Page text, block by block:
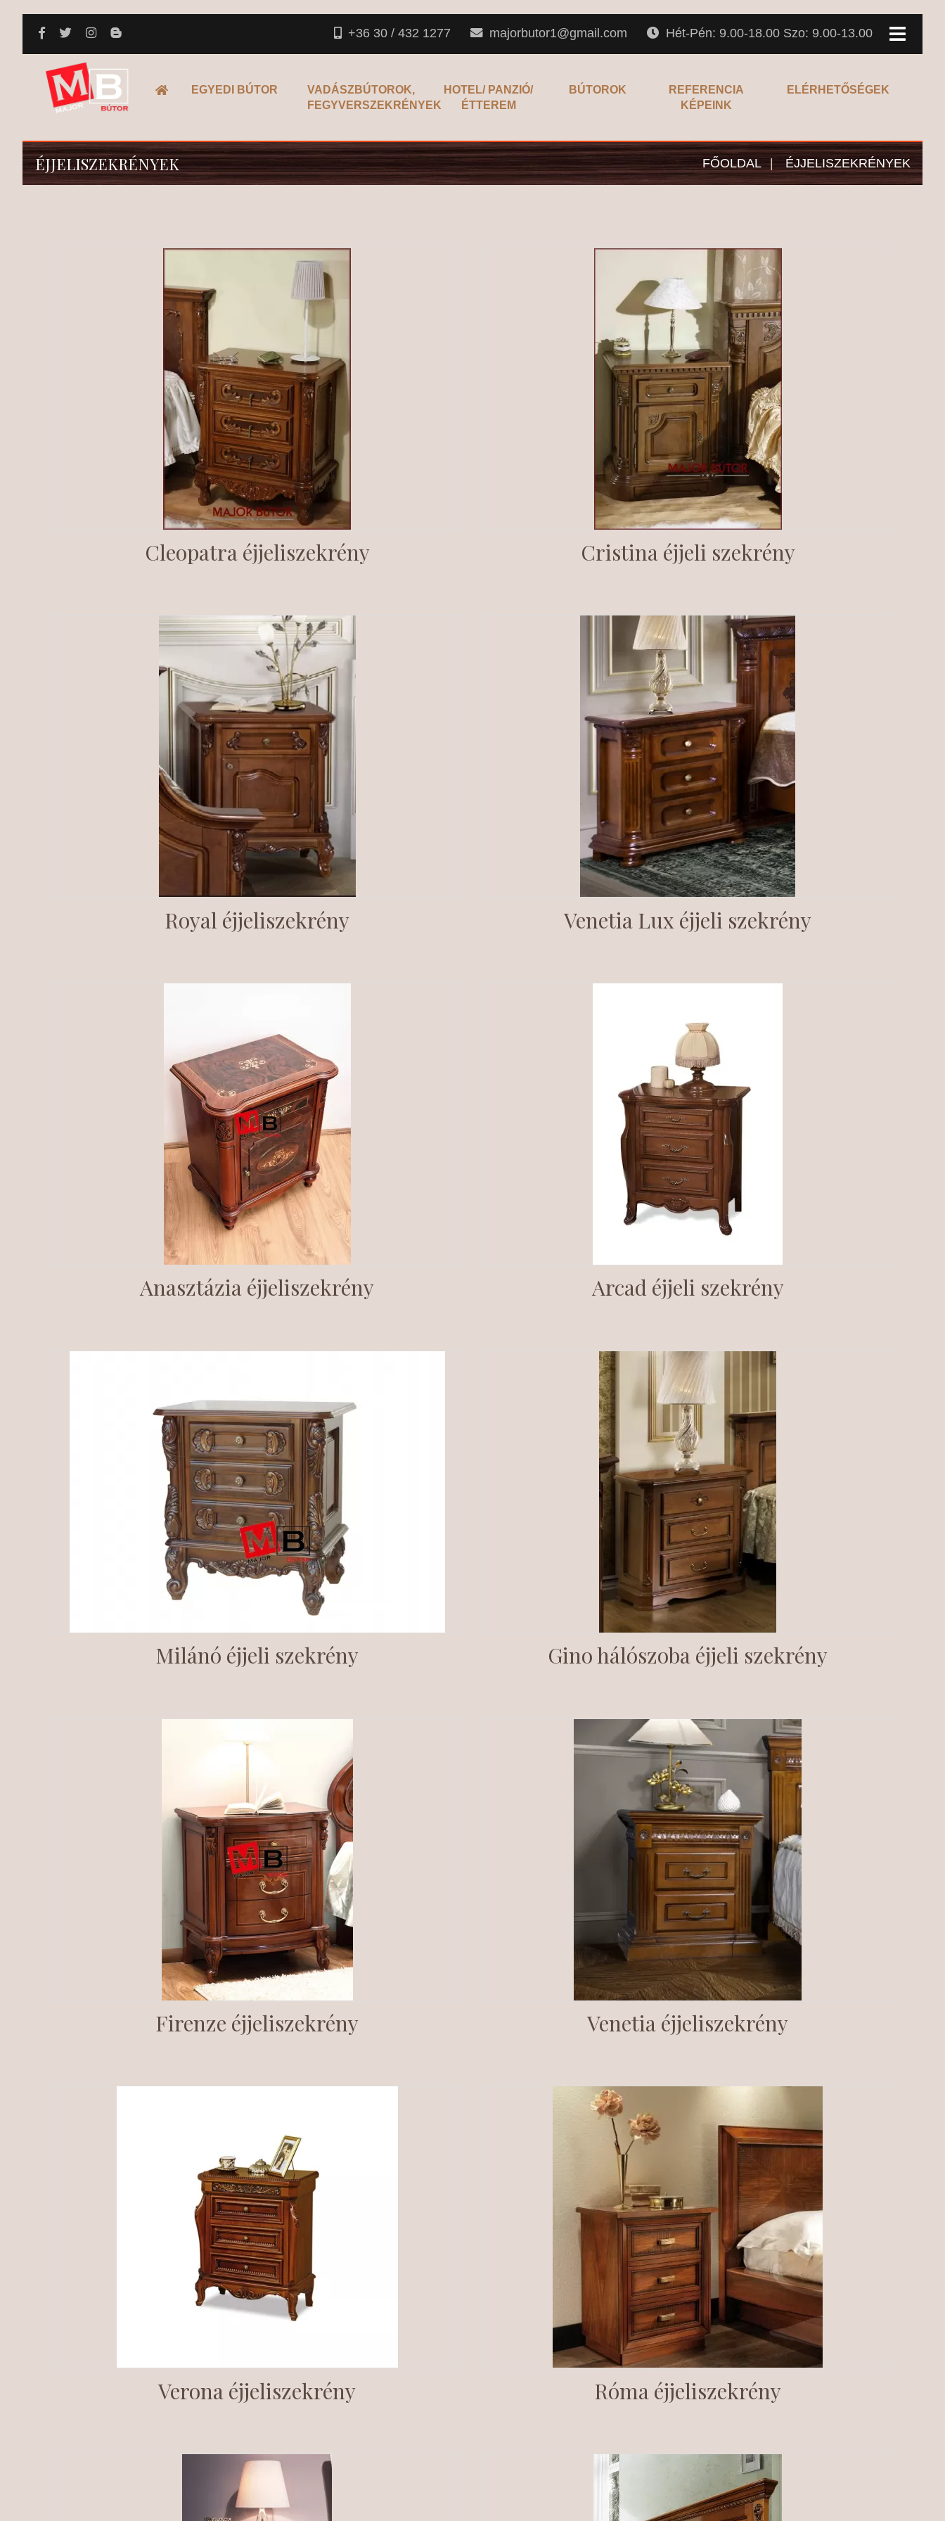
+36 30 / 432 1277 majorbutor1@gmail.com Hét-Pén: 9.00-18.00 Szo: 9.00-13.00
FŐOLDALEGYEDI BÚTOR
VADÁSZBÚTOROK,
FEGYVERSZEKRÉNYEK
HOTEL/ PANZIÓ/
ÉTTEREM
BÚTOROK
REFERENCIA
KÉPEINK
ELÉRHETŐSÉGEK
ÉJJELISZEKRÉNYEK FŐOLDAL | ÉJJELISZEKRÉNYEK
Cleopatra éjjeliszekrény Cristina éjjeli szekrény
Royal éjjeliszekrény Venetia Lux éjjeli szekrény
Anasztázia éjjeliszekrény Arcad éjjeli szekrény
Milánó éjjeli szekrény Gino hálószoba éjjeli szekrény
Firenze éjjeliszekrény Venetia éjjeliszekrény
Verona éjjeliszekrény Róma éjjeliszekrény